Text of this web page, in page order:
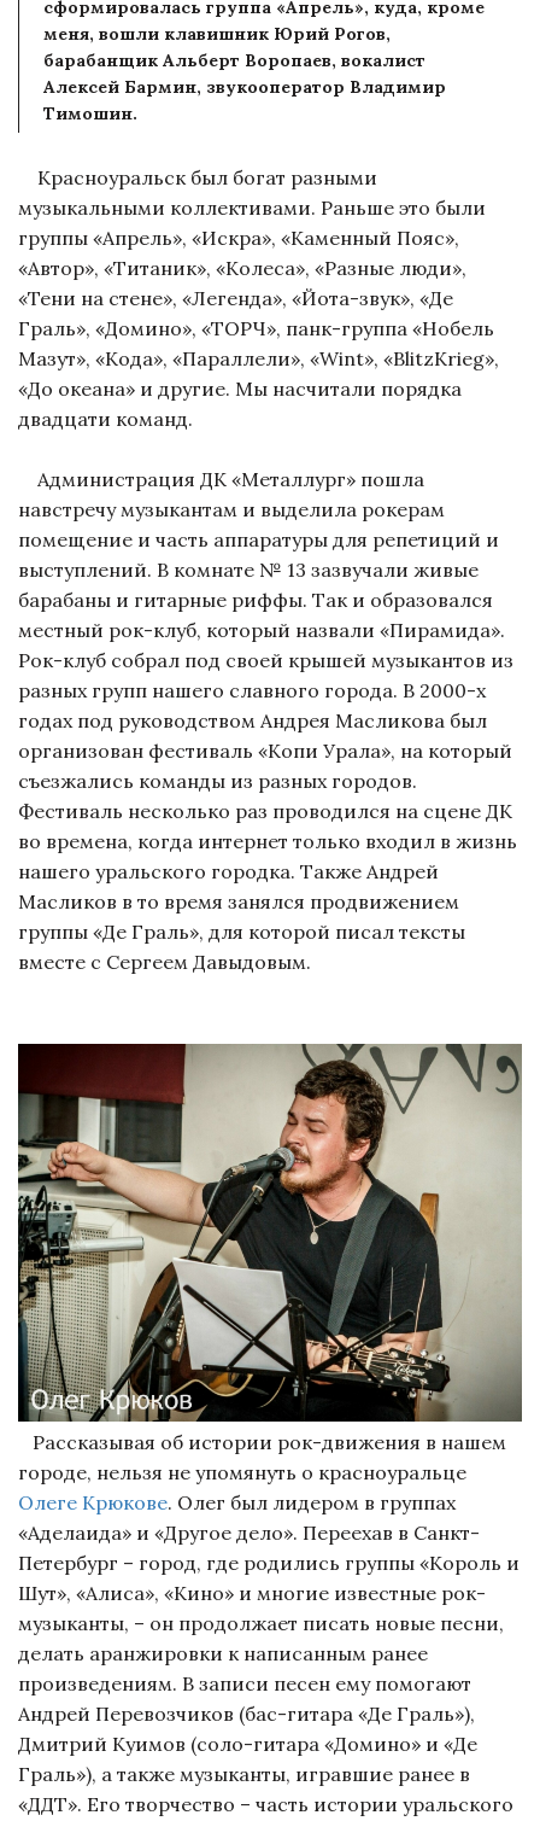
сформировалась группа «Апрель», куда, кроме
меня, вошли клавишник Юрий Рогов,
барабанщик Альберт Воропаев, вокалист
Алексей Бармин, звукооператор Владимир
Тимошин.
Красноуральск был богат разными
музыкальными коллективами. Раньше это были
группы «Апрель», «Искра», «Каменный Пояс»,
«Автор», «Титаник», «Колеса», «Разные люди»,
«Тени на стене», «Легенда», «Йота-звук», «Де
Граль», «Домино», «ТОРЧ», панк-группа «Нобель
Мазут», «Кода», «Параллели», «Wint», «BlitzKrieg»,
«До океана» и другие. Мы насчитали порядка
двадцати команд.
Администрация ДК «Металлург» пошла
навстречу музыкантам и выделила рокерам
помещение и часть аппаратуры для репетиций и
выступлений. В комнате № 13 зазвучали живые
барабаны и гитарные риффы. Так и образовался
местный рок-клуб, который назвали «Пирамида».
Рок-клуб собрал под своей крышей музыкантов из
разных групп нашего славного города. В 2000-х
годах под руководством Андрея Масликова был
организован фестиваль «Копи Урала», на который
съезжались команды из разных городов.
Фестиваль несколько раз проводился на сцене ДК
во времена, когда интернет только входил в жизнь
нашего уральского городка. Также Андрей
Масликов в то время занялся продвижением
группы «Де Граль», для которой писал тексты
вместе с Сергеем Давыдовым.
Рассказывая об истории рок-движения в нашем
городе, нельзя не упомянуть о красноуральце
Олеге Крюкове. Олег был лидером в группах
«Аделаида» и «Другое дело». Переехав в Санкт-
Петербург – город, где родились группы «Король и
Шут», «Алиса», «Кино» и многие известные рок-
музыканты, – он продолжает писать новые песни,
делать аранжировки к написанным ранее
произведениям. В записи песен ему помогают
Андрей Перевозчиков (бас-гитара «Де Граль»),
Дмитрий Куимов (соло-гитара «Домино» и «Де
Граль»), а также музыканты, игравшие ранее в
«ДДТ». Его творчество – часть истории уральского